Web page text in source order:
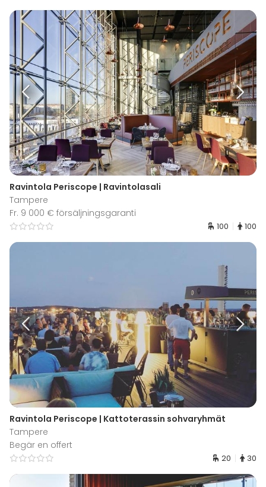
Ravintola Periscope | Ravintolasali
Tampere
Fr. 9 000 € försäljningsgaranti
100 100
Ravintola Periscope | Kattoterassin sohvaryhmät
Tampere
Begär en offert
20 30